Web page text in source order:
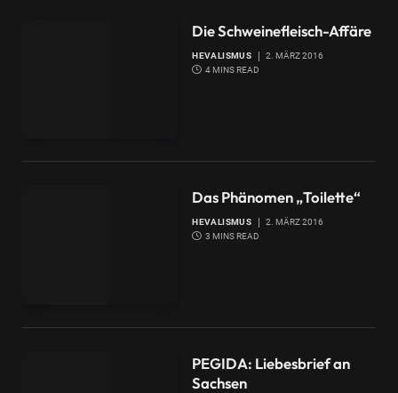
Die Schweinefleisch-Affäre
HEVALISMUS
2. MÄRZ 2016
4 MINS READ
Das Phänomen „Toilette“
HEVALISMUS
2. MÄRZ 2016
3 MINS READ
PEGIDA: Liebesbrief an
Sachsen